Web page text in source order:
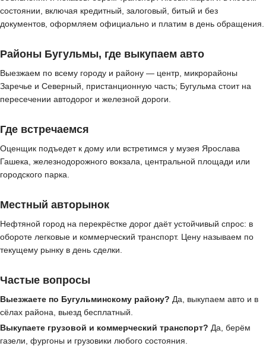
состоянии, включая кредитный, залоговый, битый и без
документов, оформляем официально и платим в день обращения.
Районы Бугульмы, где выкупаем авто
Выезжаем по всему городу и району — центр, микрорайоны
Заречье и Северный, пристанционную часть; Бугульма стоит на
пересечении автодорог и железной дороги.
Где встречаемся
Оценщик подъедет к дому или встретимся у музея Ярослава
Гашека, железнодорожного вокзала, центральной площади или
городского парка.
Местный авторынок
Нефтяной город на перекрёстке дорог даёт устойчивый спрос: в
обороте легковые и коммерческий транспорт. Цену называем по
текущему рынку в день сделки.
Частые вопросы
Выезжаете по Бугульминскому району? Да, выкупаем авто и в
сёлах района, выезд бесплатный.
Выкупаете грузовой и коммерческий транспорт? Да, берём
газели, фургоны и грузовики любого состояния.